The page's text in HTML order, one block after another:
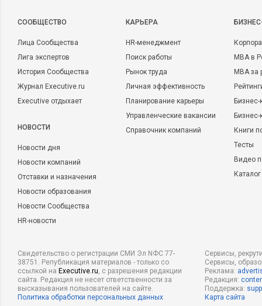
CООБЩЕСТВО
Лица Сообщества
Лига экспертов
История Сообщества
Журнал Executive.ru
Executive отдыхает
НОВОСТИ
Новости дня
Новости компаний
Отставки и назначения
Новости образования
Новости Сообщества
HR-новости
КАРЬЕРА
HR-менеджмент
Поиск работы
Рынок труда
Личная эффективность
Планирование карьеры
Управленческие вакансии
Справочник компаний
MBA в
MBA
Бизнес-
Книги
Тесты
Видео
Свидетельство о регистрации СМИ Эл NФС 77-
38751. Републикация материалов - только со
ссылкой на Executive.ru, с разрешения редакции
сайта. Редакция не несет ответственности за
высказывания пользователей на сайте.
Политика обработки персональных данных
Сервисы,
Сервисы,
Реклама:
Редакция:
Поддержка:
Карта сайта